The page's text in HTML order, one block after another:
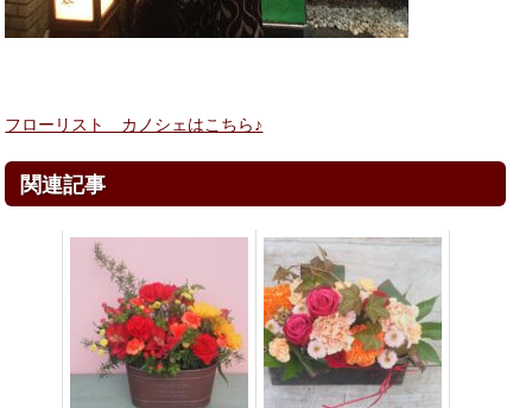
フローリスト カノシェはこちら♪
関連記事